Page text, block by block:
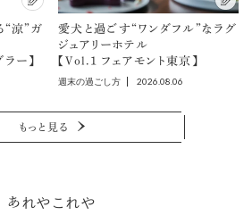
“涼”ガ
ー】
愛犬と過ごす“ワンダフル”なラグ
ジュアリーホテル
【Vol.1 フェアモント東京】
週末の過ごし方 2026.08.06
もっと見る
あれやこれや